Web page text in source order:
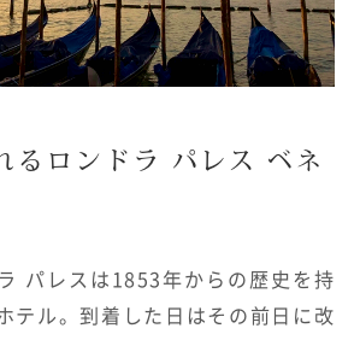
るロンドラ パレス ベネ
パレスは 1853年からの歴史を持
テル。到着した日はその前日に改